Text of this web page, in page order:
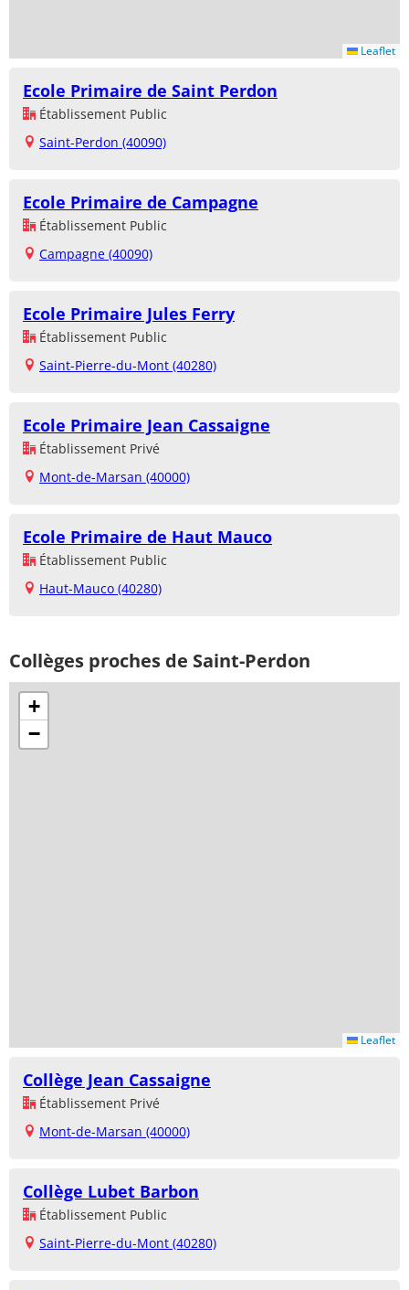
Leaflet
Ecole Primaire de Saint Perdon
Établissement Public
Saint-Perdon (40090)
Ecole Primaire de Campagne
Établissement Public
Campagne (40090)
Ecole Primaire Jules Ferry
Établissement Public
Saint-Pierre-du-Mont (40280)
Ecole Primaire Jean Cassaigne
Établissement Privé
Mont-de-Marsan (40000)
Ecole Primaire de Haut Mauco
Établissement Public
Haut-Mauco (40280)
Collèges proches de Saint-Perdon
+
−
Leaflet
Collège Jean Cassaigne
Établissement Privé
Mont-de-Marsan (40000)
Collège Lubet Barbon
Établissement Public
Saint-Pierre-du-Mont (40280)